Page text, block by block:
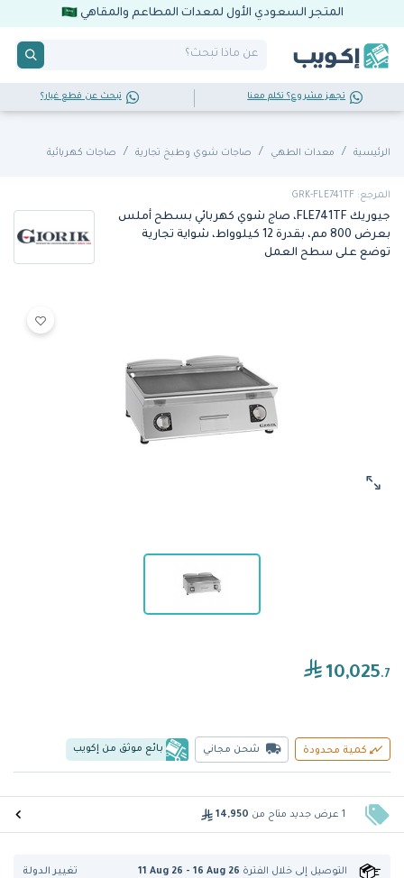
المتجر السعودي الأول لمعدات المطاعم والمقاهي
تجهز مشروع؟ تكلم معنا تبحث عن قطع غيار؟
الرئيسية معدات الطهي صاجات شوي وطبخ تجارية صاجات كهربائية
المرجع: GRK-FLE741TF
جيوريك FLE741TF، صاج شوي كهربائي بسطح أملس
بعرض 800 مم، بقدرة 12 كيلوواط، شواية تجارية
توضع على سطح العمل
10,025.7
كمية محدودة شحن مجاني بائع موثق من إكويب
1 عرض جديد متاح من 14,950
التوصيل إلى خلال الفترة 11 Aug 26 - 16 Aug 26 تغيير الدولة